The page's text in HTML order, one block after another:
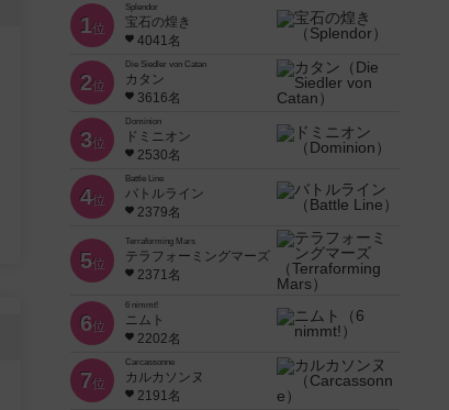
1位
Splendor
宝石の煌き
4041名
2位
Die Siedler von Catan
カタン
3616名
3位
Dominion
ドミニオン
2530名
4位
Battle Line
バトルライン
2379名
5位
Terraforming Mars
テラフォーミングマーズ
2371名
6位
6 nimmt!
ニムト
2202名
7位
Carcassonne
カルカソンヌ
2191名